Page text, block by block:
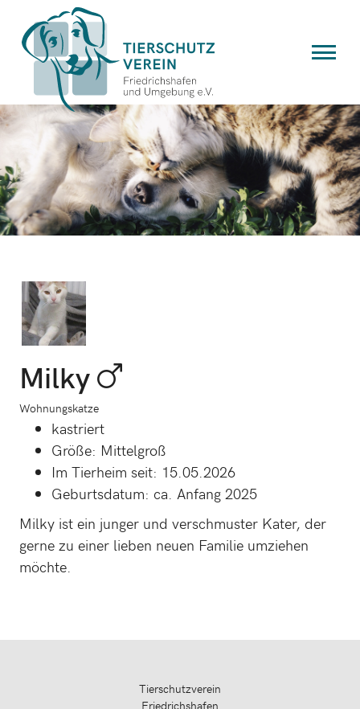
Milky
Wohnungskatze
kastriert
Größe: Mittelgroß
Im Tierheim seit: 15.05.2026
Geburtsdatum: ca. Anfang 2025
Milky ist ein junger und verschmuster Kater, der
gerne zu einer lieben neuen Familie umziehen
möchte.
Tierschutzverein
Friedrichshafen